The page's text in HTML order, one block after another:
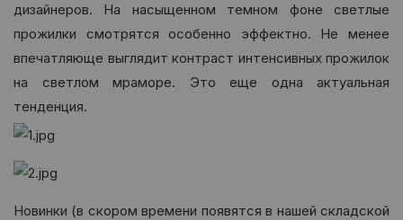
дизайнеров. На насыщенном темном фоне светлые
прожилки смотрятся особенно эффектно. Не менее
впечатляюще выглядит контраст интенсивных прожилок
на светлом мраморе. Это еще одна актуальная
тенденция.
Новинки (в скором времени появятся в нашей складской